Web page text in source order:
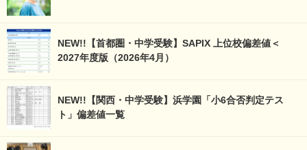
NEW!!【首都圏・中学受験】SAPIX 上位校偏差値＜
2027年度版（2026年4月）
NEW!!【関西・中学受験】浜学園「小6合否判定テス
ト」偏差値一覧